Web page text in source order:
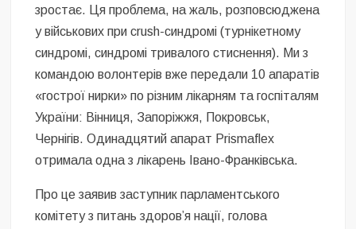
зростає. Ця проблема, на жаль, розповсюджена
у військових при crush-синдромі (турнікетному
синдромі, синдромі тривалого стиснення). Ми з
командою волонтерів вже передали 10 апаратів
«гострої нирки» по різним лікарням та госпіталям
України: Вінниця, Запоріжжя, Покровськ,
Чернігів. Одинадцятий апарат Prismaflex
отримала одна з лікарень Івано-Франківська.
Про це заявив заступник парламентського
комітету з питань здоровʼя нації, голова